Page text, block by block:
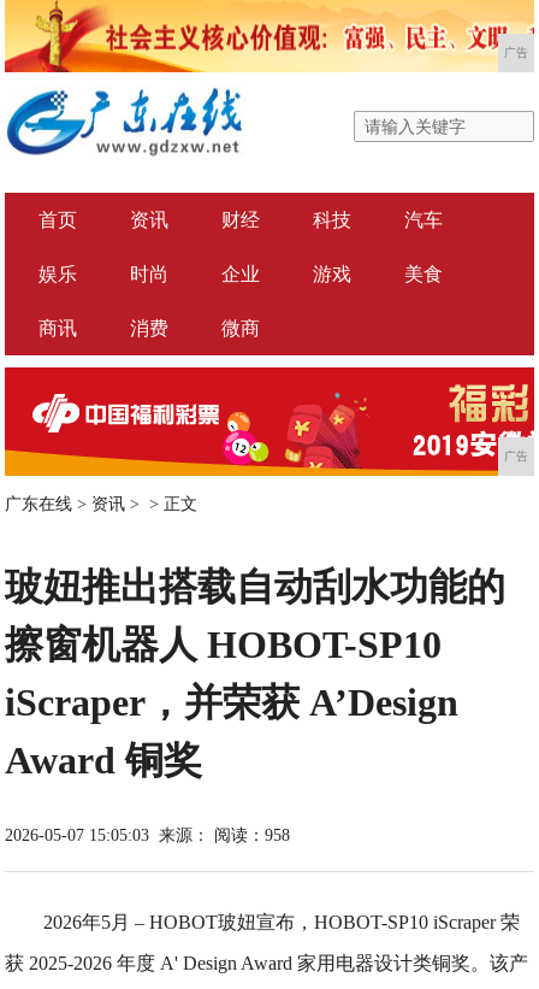
广告
首页 资讯 财经 科技 汽车
娱乐 时尚 企业 游戏 美食
商讯 消费 微商
广告
广东在线 > 资讯 > > 正文
玻妞推出搭载自动刮水功能的
擦窗机器人 HOBOT-SP10
iScraper，并荣获 A’Design
Award 铜奖
2026-05-07 15:05:03 来源： 阅读：958
2026年5月 – HOBOT玻妞宣布，HOBOT-SP10 iScraper 荣
获 2025-2026 年度 A' Design Award 家用电器设计类铜奖。该产